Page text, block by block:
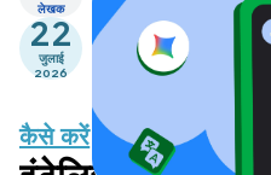
लेखक
22
जुलाई
2026
कैसे करें